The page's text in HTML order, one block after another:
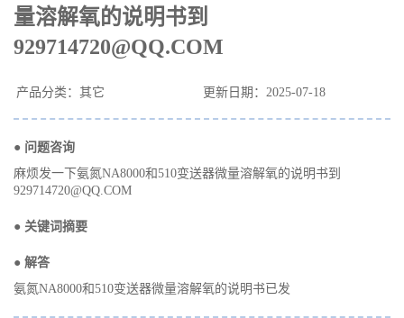
量溶解氧的说明书到
929714720@QQ.COM
产品分类：其它 更新日期：2025-07-18
● 问题咨询
麻烦发一下氨氮NA8000和510变送器微量溶解氧的说明书到
929714720@QQ.COM
● 关键词摘要
● 解答
氨氮NA8000和510变送器微量溶解氧的说明书已发